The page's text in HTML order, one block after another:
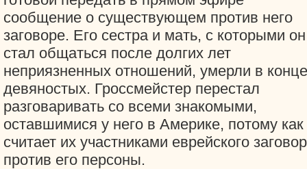
сообщение о существующем против него
заговоре. Его сестра и мать, с которыми он
стал общаться после долгих лет
неприязненных отношений, умерли в конце
девяностых. Гроссмейстер перестал
разговаривать со всеми знакомыми,
оставшимися у него в Америке, потому как
считает их участниками еврейского
против его персоны.